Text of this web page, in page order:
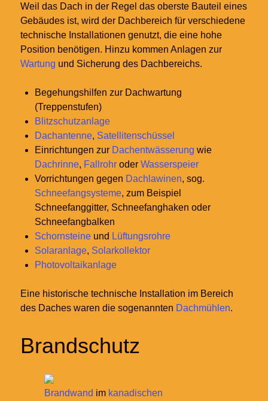
Weil das Dach in der Regel das oberste Bauteil eines
Gebäudes ist, wird der Dachbereich für verschiedene
technische Installationen genutzt, die eine hohe
Position benötigen. Hinzu kommen Anlagen zur
Wartung und Sicherung des Dachbereichs.
Begehungshilfen zur Dachwartung
(Treppenstufen)
Blitzschutzanlage
Dachantenne, Satellitenschüssel
Einrichtungen zur Dachentwässerung wie
Dachrinne, Fallrohr oder Wasserspeier
Vorrichtungen gegen Dachlawinen, sog.
Schneefangsysteme, zum Beispiel
Schneefanggitter, Schneefanghaken oder
Schneefangbalken
Schornsteine und Lüftungsrohre
Solaranlage, Solarkollektor
Photovoltaikanlage
Eine historische technische Installation im Bereich
des Daches waren die sogenannten Dachmühlen.
Brandschutz
Brandwand im kanadischen